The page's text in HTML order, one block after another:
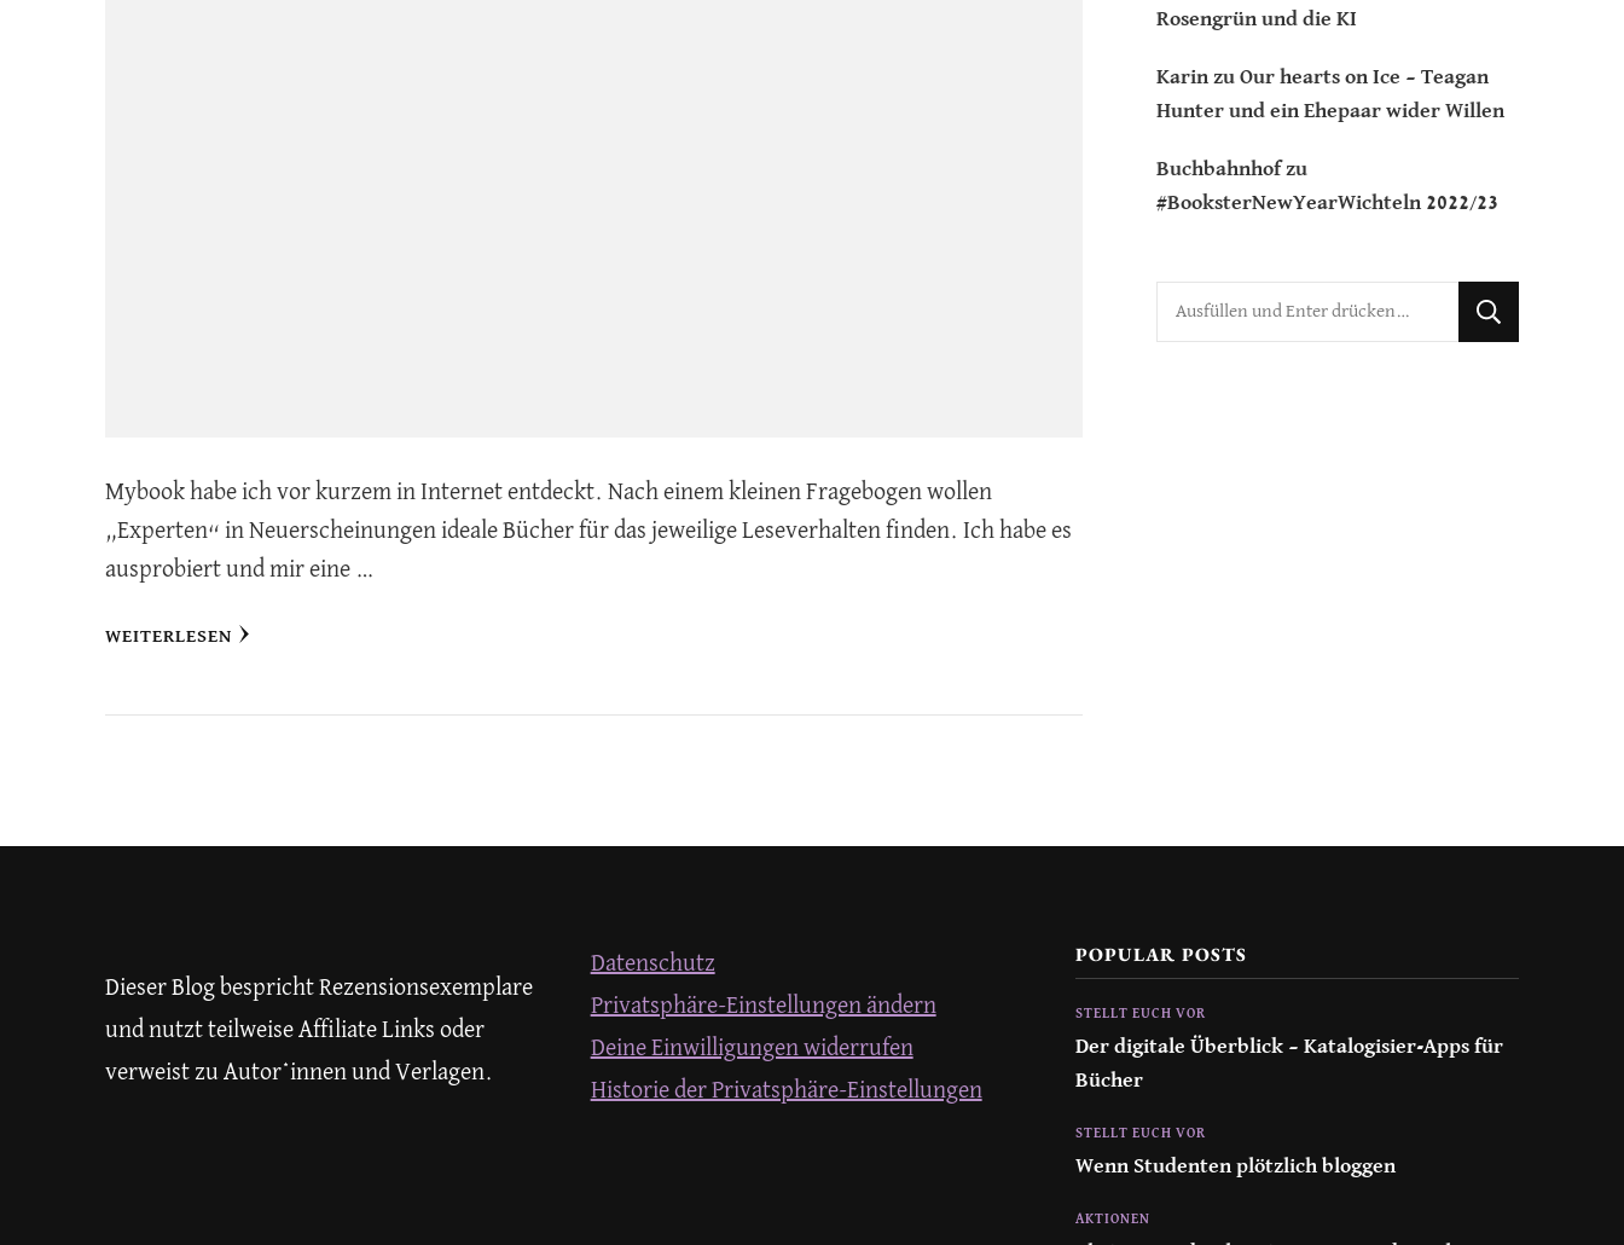
Mybook habe ich vor kurzem in Internet entdeckt. Nach einem kleinen Fragebogen wollen
„Experten“ in Neuerscheinungen ideale Bücher für das jeweilige Leseverhalten finden. Ich habe es
ausprobiert und mir eine …
WEITERLESEN
Rosengrün und die KI
Karin zu Our hearts on Ice – Teagan
Hunter und ein Ehepaar wider Willen
Buchbahnhofzu
#BooksterNewYearWichteln 2022/23
Suchst
du
Dieser Blog bespricht Rezensionsexemplare
und nutzt teilweise Affiliate Links oder
verweist zu Autor*innen und Verlagen.
Datenschutz
Privatsphäre-Einstellungen ändern
Deine Einwilligungen widerrufen
Historie der Privatsphäre-Einstellungen
POPULAR POSTS
STELLT EUCH VOR
Der digitale Überblick – Katalogisier-Apps für
Bücher
STELLT EUCH VOR
Wenn Studenten plötzlich bloggen
AKTIONEN